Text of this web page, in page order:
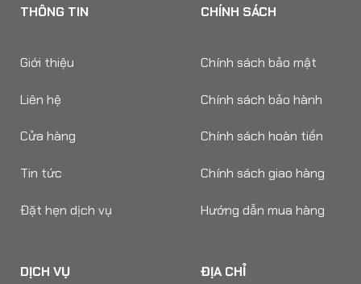
THÔNG TIN
Giới thiệu
Liên hệ
Cửa hàng
Tin tức
Đặt hẹn dịch vụ
CHÍNH SÁCH
Chính sách bảo mật
Chính sách bảo hành
Chính sách hoàn tiền
Chính sách giao hàng
Hướng dẫn mua hàng
DỊCH VỤ ĐỊA CHỈ